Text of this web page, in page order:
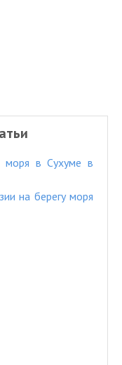
моря в Сухуме в
на берегу моря